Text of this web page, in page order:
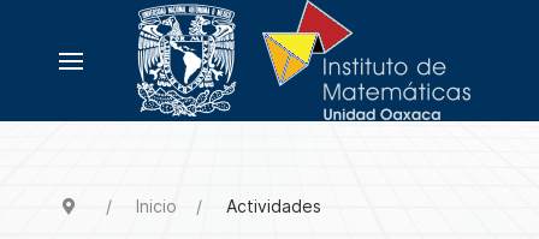
Inicio Actividades